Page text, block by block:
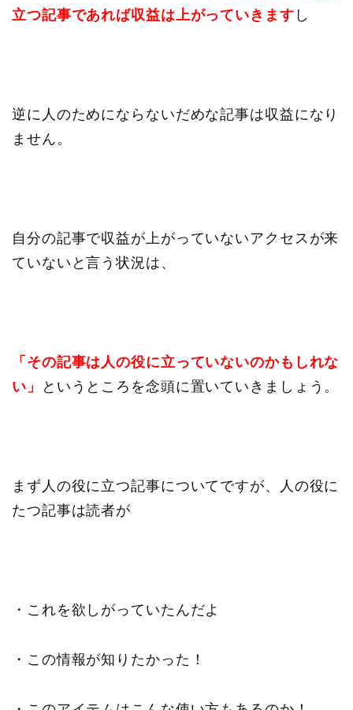
立つ記事であれば収益は上がっていきます し
逆に人のためにならないだめな記事は収益になり
ません。
自分の記事で収益が上がっていないアクセスが来
ていないと言う状況は、
「その記事は人の役に立っていないのかもしれな
い」
というところを念頭に置いていきましょう。
まず人の役に立つ記事についてですが、人の役に
たつ記事は読者が
・これを欲しがっていたんだよ
・この情報が知りたかった！